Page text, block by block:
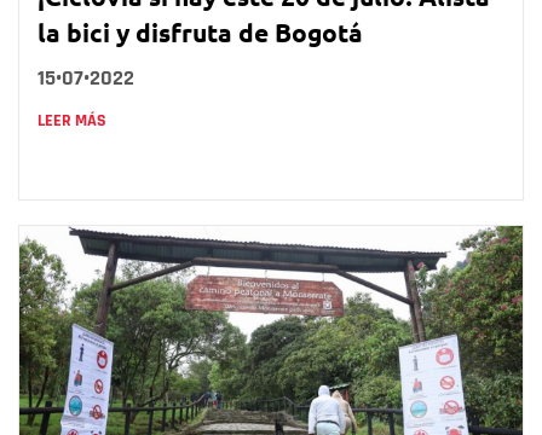
la bici y disfruta de Bogotá
15•07•2022
LEER MÁS